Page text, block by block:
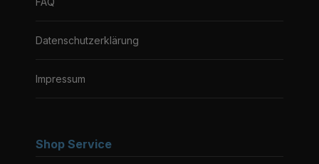
Datenschutzerklärung
Impressum
Shop Service